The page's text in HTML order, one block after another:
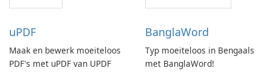
uPDF
Maak en bewerk moeiteloos
PDF's met uPDF van UPDF
BanglaWord
Typ moeiteloos in Bengaals
met BanglaWord!